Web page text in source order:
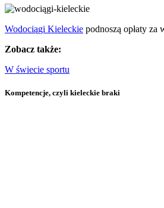
Wodociągi Kieleckie podnoszą opłaty
Zobacz także:
W świecie sportu
Kompetencje, czyli kieleckie braki